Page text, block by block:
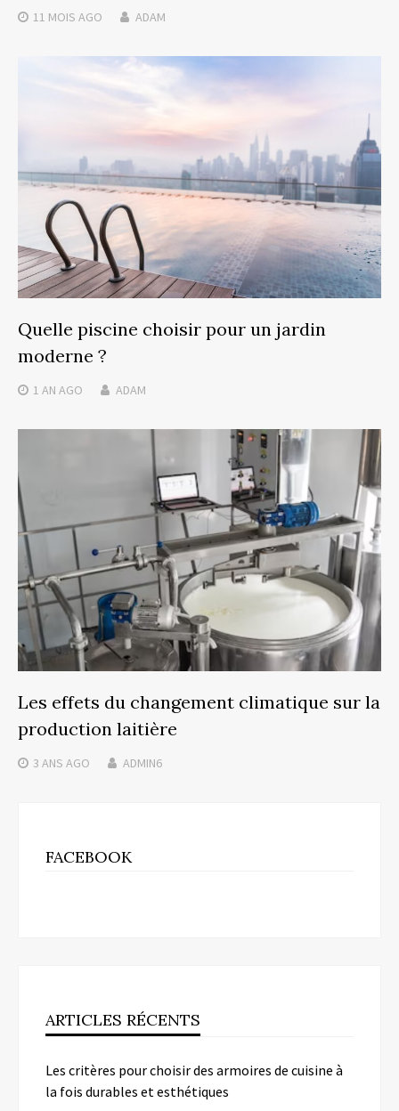
11 MOIS AGO ADAM
Quelle piscine choisir pour un jardin
moderne ?
1 AN AGO ADAM
Les effets du changement climatique sur la
production laitière
3 ANS AGO ADMIN6
FACEBOOK
ARTICLES RÉCENTS
Les critères pour choisir des armoires de cuisine à
la fois durables et esthétiques